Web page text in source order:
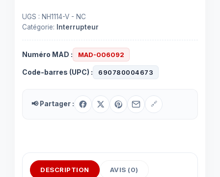
UGS : NH1114-V - NC
Catégorie:
Interrupteur
Numéro MAD : MAD-006092
Code-barres (UPC) : 690780004673
📢 Partager : 🔗
DESCRIPTION AVIS (0)